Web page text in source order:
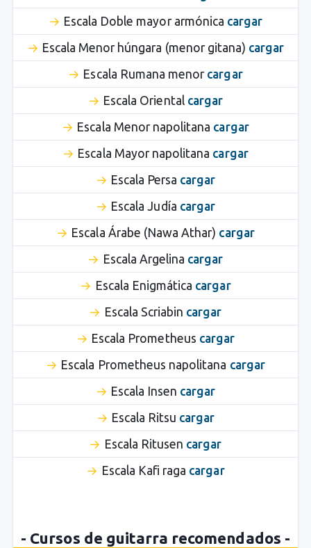
Escala Doble mayor armónica cargar
Escala Menor húngara (menor gitana) cargar
Escala Rumana menor cargar
Escala Oriental cargar
Escala Menor napolitana cargar
Escala Mayor napolitana cargar
Escala Persa cargar
Escala Judía cargar
Escala Árabe (Nawa Athar) cargar
Escala Argelina cargar
Escala Enigmática cargar
Escala Scriabin cargar
Escala Prometheus cargar
Escala Prometheus napolitana cargar
Escala Insen cargar
Escala Ritsu cargar
Escala Ritusen cargar
Escala Kafi raga cargar
- Cursos de guitarra recomendados -